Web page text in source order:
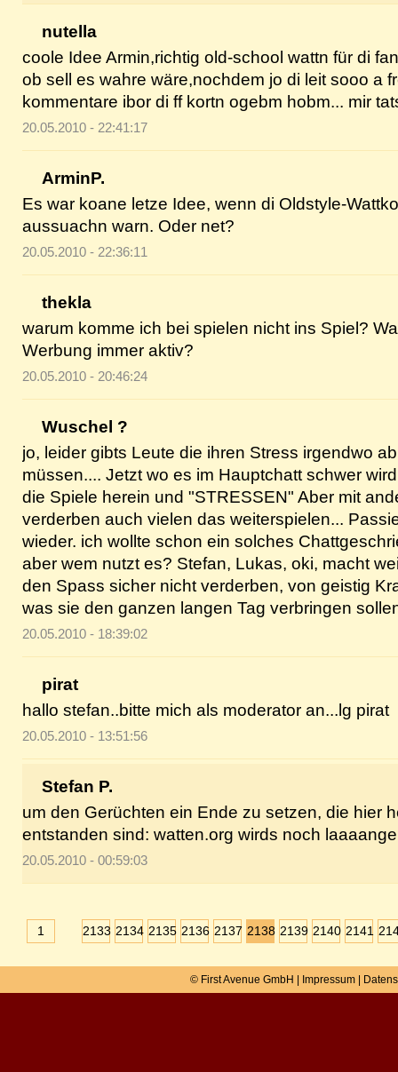
nutella
coole Idee Armin,richtig old-school wattn für di
ob sell es wahre wäre,nochdem jo di leit sooo a
kommentare ibor di ff kortn ogebm hobm... mir
20.05.2010 - 22:41:17
ArminP.
Es war koane letze Idee, wenn di Oldstyle-
aussuachn warn. Oder net?
20.05.2010 - 22:36:11
thekla
warum komme ich bei spielen nicht ins Spiel?
Werbung immer aktiv?
20.05.2010 - 20:46:24
Wuschel ?
jo, leider gibts Leute die ihren Stress irgendwo
müssen.... Jetzt wo es im Hauptchatt schwer
die Spiele herein und "STRESSEN" Aber mit
verderben auch vielen das weiterspielen...
wieder. ich wollte schon ein solches
aber wem nutzt es? Stefan, Lukas, oki, macht
den Spass sicher nicht verderben, von geistig
was sie den ganzen langen Tag verbringen
20.05.2010 - 18:39:02
pirat
hallo stefan..bitte mich als moderator an...lg pirat
20.05.2010 - 13:51:56
Stefan P.
um den Gerüchten ein Ende zu setzen, die hier
entstanden sind: watten.org wirds noch
20.05.2010 - 00:59:03
1 2133 2134 2135 2136 2137 2138 2139 2140 2141
© First Avenue GmbH | Impressum